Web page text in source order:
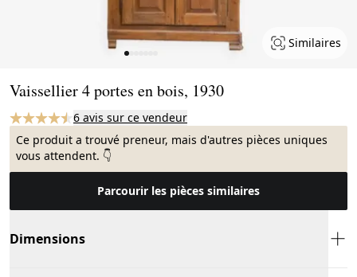
Similaires
Vaissellier 4 portes en bois, 1930
6 avis sur ce vendeur
Ce produit a trouvé preneur, mais d'autres pièces uniques
vous attendent. 👇
Parcourir les pièces similaires
Dimensions